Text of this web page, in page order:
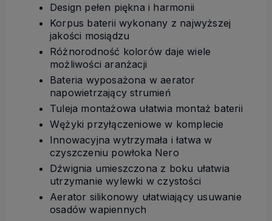
Design pełen piękna i harmonii
Korpus baterii wykonany z najwyższej
jakości mosiądzu
Różnorodność kolorów daje wiele
możliwości aranżacji
Bateria wyposażona w aerator
napowietrzający strumień
Tuleja montażowa ułatwia montaż baterii
Wężyki przyłączeniowe w komplecie
Innowacyjna wytrzymała i łatwa w
czyszczeniu powłoka Nero
Dźwignia umieszczona z boku ułatwia
utrzymanie wylewki w czystości
Aerator silikonowy ułatwiający usuwanie
osadów wapiennych